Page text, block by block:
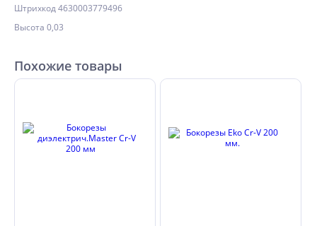
Штрихкод 4630003779496
Высота 0,03
Похожие товары